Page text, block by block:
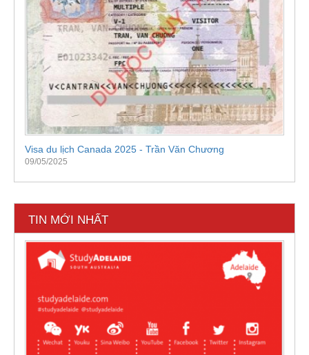
Visa du lịch Canada 2025 - Trần Văn Chương
09/05/2025
TIN MỚI NHẤT